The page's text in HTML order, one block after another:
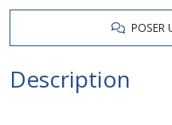
POSER
Description